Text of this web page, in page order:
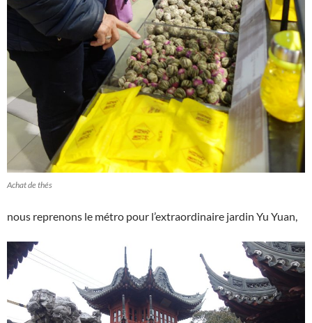
Achat de thés
nous reprenons le métro pour l’extraordinaire jardin Yu Yuan,